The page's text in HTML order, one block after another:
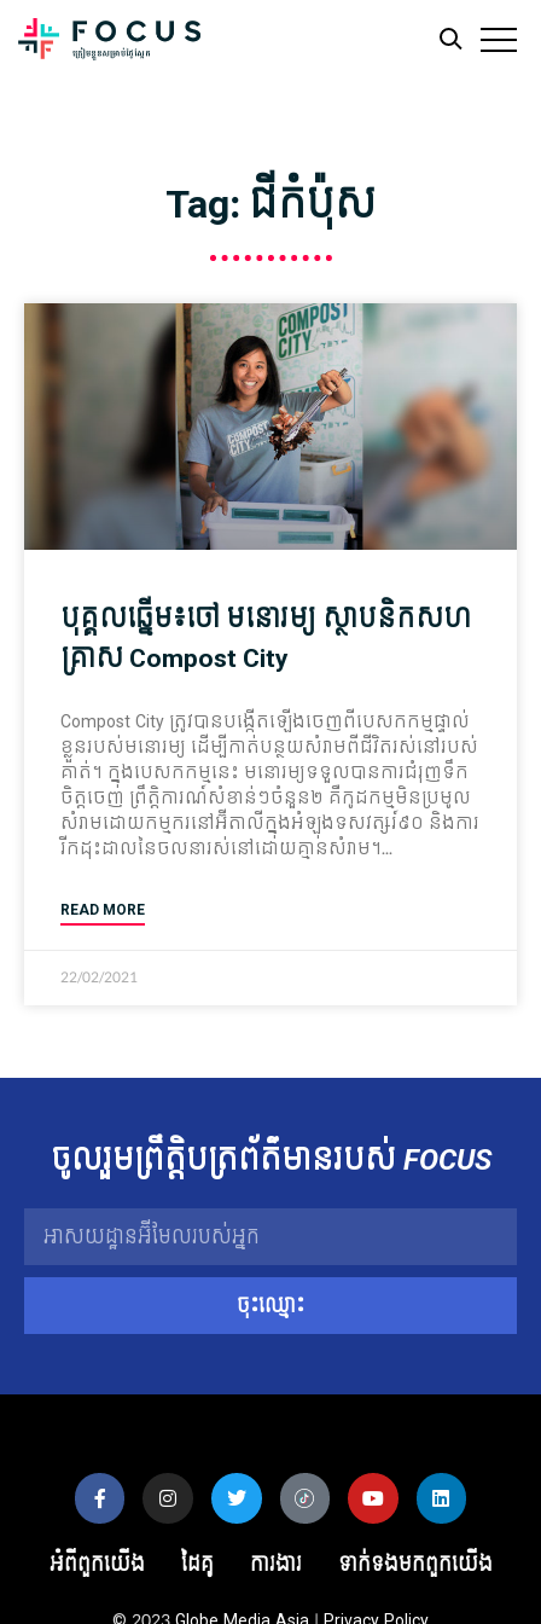
Tag: ជីកំប៉ុស
បុគ្គលឆ្នើម​៖ចៅ មនោរម្យ ស្ថាបនិក​សហ
គ្រាស Compost City​
Compost City ត្រូវ​បាន​បង្កើត​ឡើង​ចេញពី​បេសកកម្ម​ផ្ទាល់
ខ្លួន​របស់​មនោរម្យ ដើម្បី​កាត់បន្ថយ​សំរាម​ពី​ជីវិត​រស់នៅ​របស់​
គាត់។ ក្នុង​បេសកកម្ម​នេះ មនោរម្យ​ទទួល​បានការ​ជំរុញ​ទឹក
ចិត្ត​ចេញ ព្រឹត្តិ​ការណ៍​សំ​ខាន់​ៗចំនួន២ គឺ​កូដកម្ម​មិន​ប្រមូល​
សំរាម​ដោយ​កម្មករ​នៅ​អ៊ីតាលី​ក្នុង​អំឡុង​ទសវត្សរ៍៩០ និង​ការ​
រីក​ដុះដាល​នៃ​ចលនារស់នៅ​ដោយ​គ្មាន​សំរាម។
READ MORE
22/02/2021
ចូលរួម​ព្រឹត្តិបត្រ​ព័ត៌មាន​របស់​FOCUS
ចុះឈ្មោះ
អំពីពួកយើង ដៃគូ ការងារ ទាក់ទង​មក​ពួក​យើង